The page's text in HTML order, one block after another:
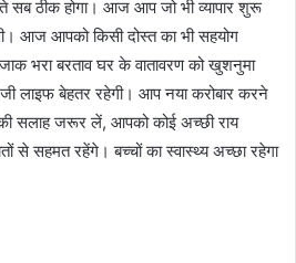
ठीक होगा। आज आप जो भी व्यापार शुरू
आज आपको किसी दोस्त का भी सहयोग
भरा बरताव घर के वातावरण को खुशनुमा
लाइफ बेहतर रहेगी। आप नया करोबार करने
सलाह जरूर लें, आपको कोई अच्छी राय
से सहमत रहेंगे। बच्चों का स्वास्थ्य अच्छा रहेगा